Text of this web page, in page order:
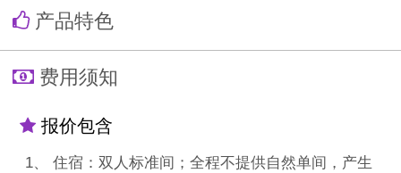
产品特色
费用须知
报价包含
1、 住宿：双人标准间；全程不提供自然单间，产生